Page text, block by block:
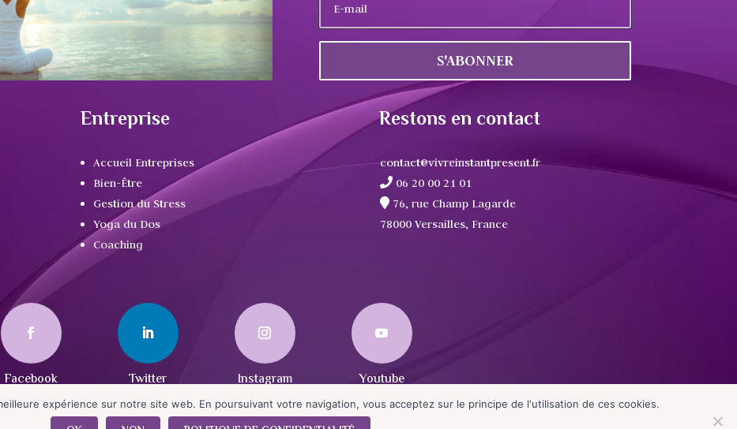
S'ABONNER
Entreprise
Accueil Entreprises
Bien-Être
Gestion du Stress
Yoga du Dos
Coaching
Restons en contact
contact@vivreinstantpresent.fr
06 20 00 21 01
76, rue Champ Lagarde
78000 Versailles, France
expérience sur notre site web. En poursuivant votre navigation, vous acceptez sur le principe de l'utilisation de ces cookies.